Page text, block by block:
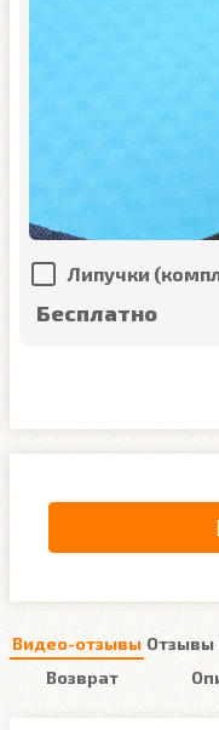
Липучки
Бесплатно
Видео-отзывы Отзывы
Возврат